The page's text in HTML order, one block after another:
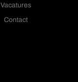
Vacatures
Contact